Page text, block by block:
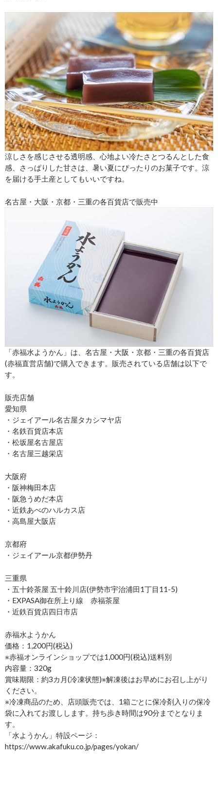
涼しさを感じさせる透明感、心地よい冷たさとつるんとした食
感、さっぱりした甘さは、暑い夏にぴったりのお菓子です。涼
を届ける手土産としてもいいですね。
名古屋・大阪・京都・三重の各百貨店で販売中
「赤福水ようかん」は、名古屋・大阪・京都・三重の各百貨店
(赤福直営店舗)で購入できます。販売されている店舗は以下で
す。
販売店舗
愛知県
・ジェイアール名古屋タカシマヤ店
・名鉄百貨店本店
・松坂屋名古屋店
・名古屋三越栄店
大阪府
・阪神梅田本店
・阪急うめだ本店
・近鉄あべのハルカス店
・高島屋大阪店
京都府
・ジェイアール京都伊勢丹
三重県
・五十鈴茶屋 五十鈴川店(伊勢市宇治浦田1丁目11-5)
・EXPASA御在所上り線 赤福茶屋
・近鉄百貨店四日市店
赤福水ようかん
価格：1,200円(税込)
※赤福オンラインショップでは1,000円(税込)送料別
内容量：320g
賞味期限：約3カ月(冷凍状態)※解凍後はお早めにお召し上がり
ください。
※冷凍商品のため、店頭販売では、1箱ごとに保冷剤入りの保冷
袋に入れてお渡しします。持ち歩き時間は90分までとなりま
す。
「水ようかん」特設ページ：
https://www.akafuku.co.jp/pages/yokan/